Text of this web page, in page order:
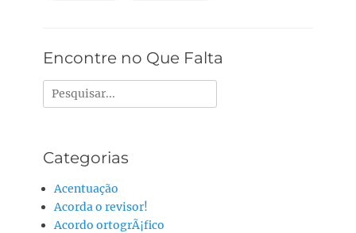
Encontre no Que Falta
Pesquisar
por:
Categorias
Acentuação
Acorda o revisor!
Acordo ortogrÃ¡fico